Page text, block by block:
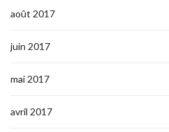
août 2017
juin 2017
mai 2017
avril 2017